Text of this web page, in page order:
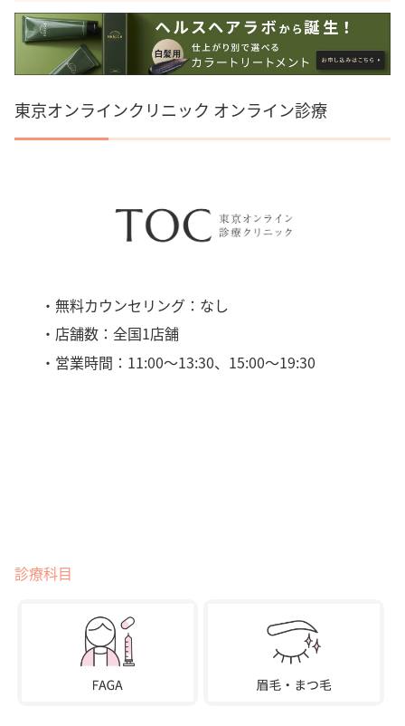
東京オンラインクリニック オンライン診療
・無料カウンセリング：なし
・店舗数：全国1店舗
・営業時間：11:00〜13:30、15:00〜19:30
診療科目